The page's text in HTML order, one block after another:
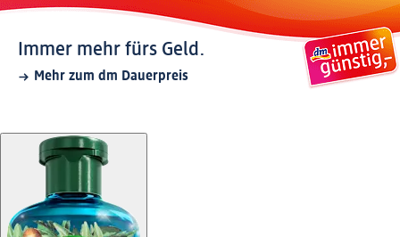
Immer mehr fürs Geld.
Mehr zum dm Dauerpreis